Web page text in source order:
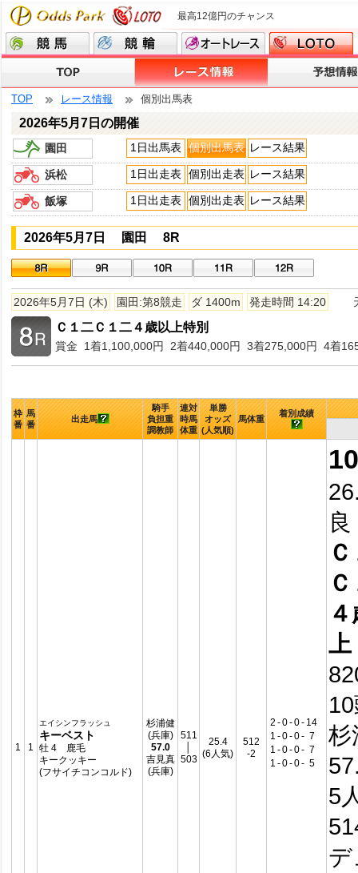
最高12億円のチャンス
TOP レース情報 個別出馬表
2026年5月7日の開催
園田 1日出馬表 個別出馬表 レース結果
浜松 1日出走表 個別出走表 レース結果
飯塚 1日出走表 個別出走表 レース結果
2026年5月7日 園田 8R
2026年5月7日 (木) 園田:第8競走 ダ 1400m 発走時間 14:20
Ｃ１二Ｃ１二４歳以上特別
賞金 1着1,100,000円 2着440,000円 3着275,000円 4着
枠
番
馬
番
出走馬
騎手
負担重
調教師
連対
時馬
体重
単勝
オッズ
(人気順)
馬体重
着別成績
1 1
エイシンフラッシュ
キーベスト
牡 4 鹿毛
キークッキー
(フサイチコンコルド)
杉浦健
(兵庫)
57.0
吉見真
(兵庫)
511
503
25.4
(6人気)
512
-2
2 -0-0- 14
1 -0-0- 7
1 -0-0- 7
1 -0-0- 5
10
良
上
5